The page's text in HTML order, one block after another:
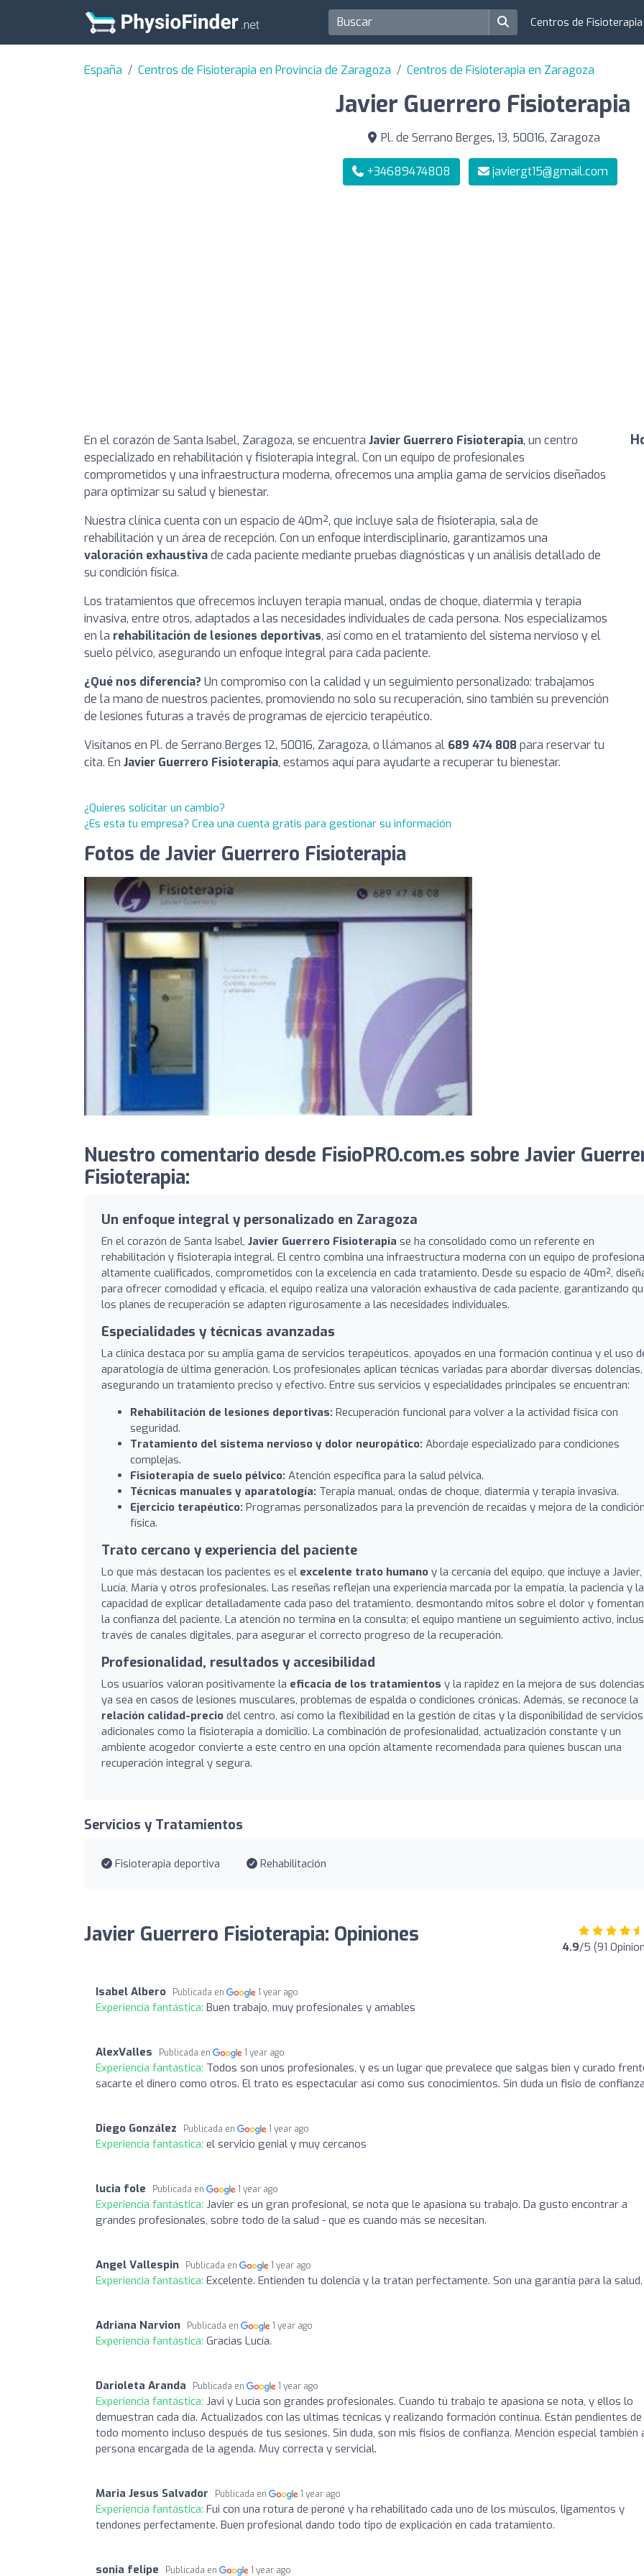
Centros de Fisioterapia
España Centros de Fisioterapia en Provincia de Zaragoza Centros de Fisioterapia en Zaragoza
Javier Guerrero Fisioterapia
Pl. de Serrano Berges, 13, 50016, Zaragoza
+34689474808 javiergt15@gmail.com
En el corazón de Santa Isabel, Zaragoza, se encuentra Javier Guerrero Fisioterapia, un centro
especializado en rehabilitación y fisioterapia integral. Con un equipo de profesionales
comprometidos y una infraestructura moderna, ofrecemos una amplia gama de servicios diseñados
para optimizar su salud y bienestar.
Nuestra clínica cuenta con un espacio de 40m², que incluye sala de fisioterapia, sala de
rehabilitación y un área de recepción. Con un enfoque interdisciplinario, garantizamos una
valoración exhaustivade cada paciente mediante pruebas diagnósticas y un análisis detallado de
su condición física.
Los tratamientos que ofrecemos incluyen terapia manual, ondas de choque, diatermia y terapia
invasiva, entre otros, adaptados a las necesidades individuales de cada persona. Nos especializamos
en la rehabilitación de lesiones deportivas, así como en el tratamiento del sistema nervioso y el
suelo pélvico, asegurando un enfoque integral para cada paciente.
¿Qué nos diferencia? Un compromiso con la calidad y un seguimiento personalizado: trabajamos
de la mano de nuestros pacientes, promoviendo no solo su recuperación, sino también su prevención
de lesiones futuras a través de programas de ejercicio terapéutico.
Visítanos en Pl. de Serrano Berges 12, 50016, Zaragoza, o llámanos al 689 474 808 para reservar tu
cita. En Javier Guerrero Fisioterapia, estamos aquí para ayudarte a recuperar tu bienestar.
¿Quieres solicitar un cambio?
¿Es esta tu empresa? Crea una cuenta gratis para gestionar su información
Fotos de Javier Guerrero Fisioterapia
Nuestro comentario desde FisioPRO.com.es sobre Javier
Fisioterapia:
Un enfoque integral y personalizado en Zaragoza
En el corazón de Santa Isabel, Javier Guerrero Fisioterapia se ha consolidado como un referente en
rehabilitación y fisioterapia integral. El centro combina una infraestructura moderna con un equipo de
altamente cualificados, comprometidos con la excelencia en cada tratamiento. Desde su espacio de 40m²,
para ofrecer comodidad y eficacia, el equipo realiza una valoración exhaustiva de cada paciente, garantizando
los planes de recuperación se adapten rigurosamente a las necesidades individuales.
Especialidades y técnicas avanzadas
La clínica destaca por su amplia gama de servicios terapéuticos, apoyados en una formación continua y el uso
aparatología de última generación. Los profesionales aplican técnicas variadas para abordar diversas dolencias,
asegurando un tratamiento preciso y efectivo. Entre sus servicios y especialidades principales se encuentran:
Rehabilitación de lesiones deportivas: Recuperación funcional para volver a la actividad física con
seguridad.
Tratamiento del sistema nervioso y dolor neuropático: Abordaje especializado para condiciones
complejas.
Fisioterapia de suelo pélvico: Atención específica para la salud pélvica.
Técnicas manuales y aparatología: Terapia manual, ondas de choque, diatermia y terapia invasiva.
Ejercicio terapéutico: Programas personalizados para la prevención de recaídas y mejora de la condición
física.
Trato cercano y experiencia del paciente
Lo que más destacan los pacientes es el excelente trato humano y la cercanía del equipo, que incluye a Javier,
Lucía, María y otros profesionales. Las reseñas reflejan una experiencia marcada por la empatía, la paciencia y la
capacidad de explicar detalladamente cada paso del tratamiento, desmontando mitos sobre el dolor y
la confianza del paciente. La atención no termina en la consulta; el equipo mantiene un seguimiento activo,
través de canales digitales, para asegurar el correcto progreso de la recuperación.
Profesionalidad, resultados y accesibilidad
Los usuarios valoran positivamente la eficacia de los tratamientos y la rapidez en la mejora de sus
ya sea en casos de lesiones musculares, problemas de espalda o condiciones crónicas. Además, se reconoce la
relación calidad-precio del centro, así como la flexibilidad en la gestión de citas y la disponibilidad de servicios
adicionales como la fisioterapia a domicilio. La combinación de profesionalidad, actualización constante y un
ambiente acogedor convierte a este centro en una opción altamente recomendada para quienes buscan una
recuperación integral y segura.
Servicios y Tratamientos
Fisioterapia deportiva Rehabilitación
Javier Guerrero Fisioterapia: Opiniones 4.9/5 (91
Isabel Albero Publicada en 1 year ago
Experiencia fantástica: Buen trabajo, muy profesionales y amables
AlexValles Publicada en 1 year ago
Experiencia fantástica: Todos son unos profesionales, y es un lugar que prevalece que salgas bien y curado
sacarte el dinero como otros. El trato es espectacular así como sus conocimientos. Sin duda un fisio de confianza
Diego González Publicada en 1 year ago
Experiencia fantástica: el servicio genial y muy cercanos
lucia fole Publicada en 1 year ago
Experiencia fantástica: Javier es un gran profesional, se nota que le apasiona su trabajo. Da gusto encontrar a
grandes profesionales, sobre todo de la salud - que es cuando más se necesitan.
Angel Vallespin Publicada en 1 year ago
Experiencia fantástica: Excelente. Entienden tu dolencia y la tratan perfectamente. Son una garantía para la salud.
Adriana Narvion Publicada en 1 year ago
Experiencia fantástica: Gracias Lucía.
Darioleta Aranda Publicada en 1 year ago
Experiencia fantástica: Javi y Lucía son grandes profesionales. Cuando tú trabajo te apasiona se nota, y ellos lo
demuestran cada día. Actualizados con las ultimas técnicas y realizando formación continua. Están pendientes
todo momento incluso después de tus sesiones. Sin duda, son mis fisios de confianza. Mención especial también
persona encargada de la agenda. Muy correcta y servicial.
Maria Jesus Salvador Publicada en 1 year ago
Experiencia fantástica: Fui con una rotura de peroné y ha rehabilitado cada uno de los músculos, ligamentos y
tendones perfectamente. Buen profesional dando todo tipo de explicación en cada tratamiento.
sonia felipe Publicada en 1 year ago